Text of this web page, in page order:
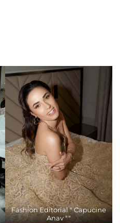
Fashion Editorial " Capucine
Anav ""